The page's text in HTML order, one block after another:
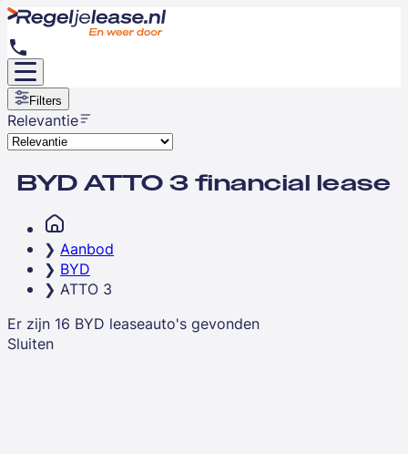
Filters
Relevantie
BYD ATTO 3 financial lease
Aanbod
BYD
ATTO 3
Er zijn 16 BYD leaseauto's gevonden
Sluiten